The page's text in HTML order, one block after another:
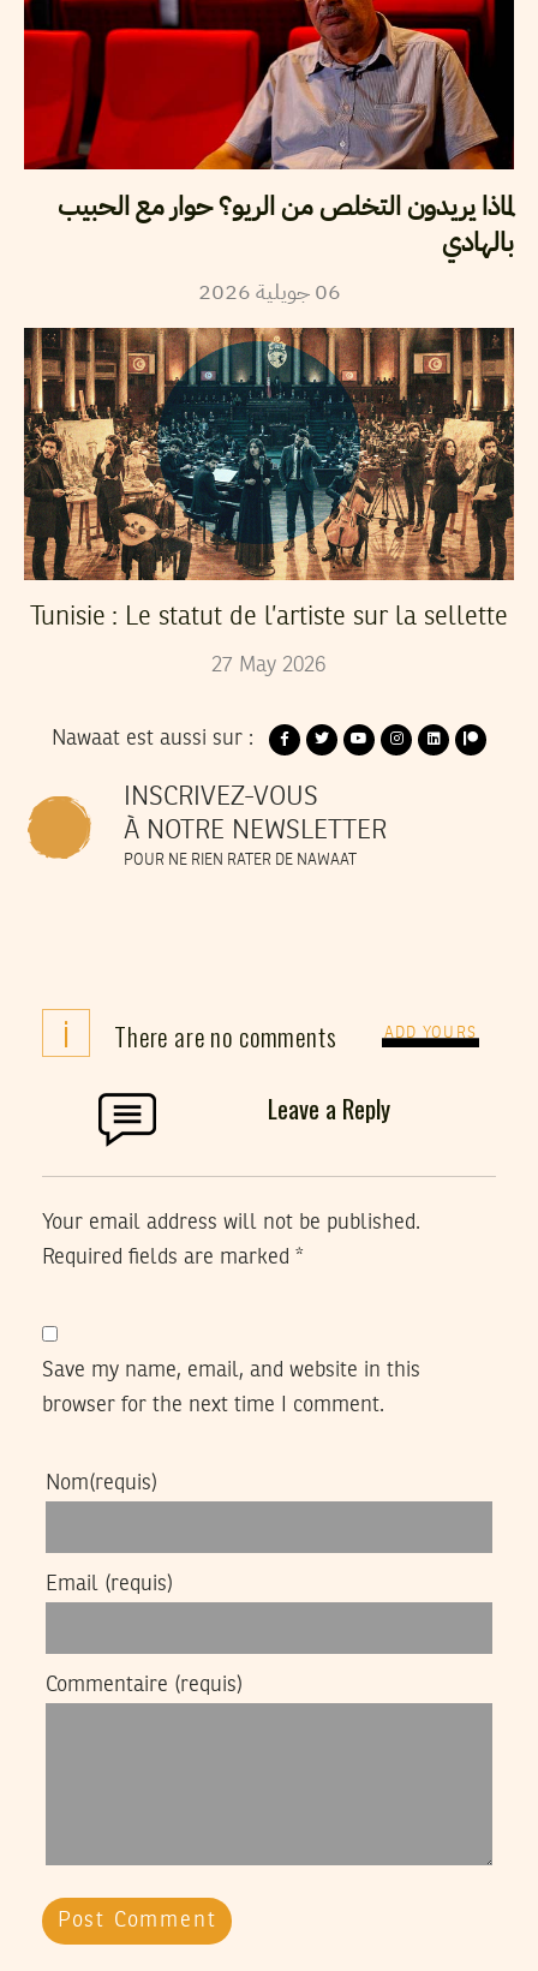
لماذا يريدون التخلص من الريو؟ حوار مع الحبيب
بالهادي
06 جويلية2026
Tunisie : Le statut de l’artiste sur la sellette
27 May 2026
Nawaat est aussi sur :
INSCRIVEZ-VOUS
À NOTRE NEWSLETTER
POUR NE RIEN RATER DE NAWAAT
i There are no comments ADD YOURS
Leave a Reply
Your email address will not be published.
Required fields are marked *
Save my name, email, and website in this
browser for the next time I comment.
Nom(requis)
Email (requis)
Commentaire (requis)